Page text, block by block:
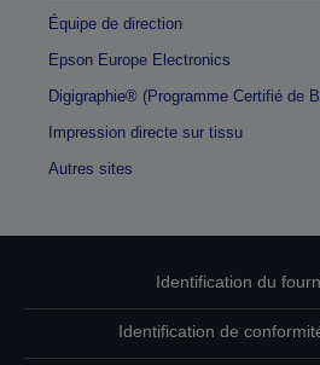
Équipe de direction
Epson Europe Electronics
Digigraphie® (Programme Certifié de
Impression directe sur tissu
Autres sites
Identification du
Identification de